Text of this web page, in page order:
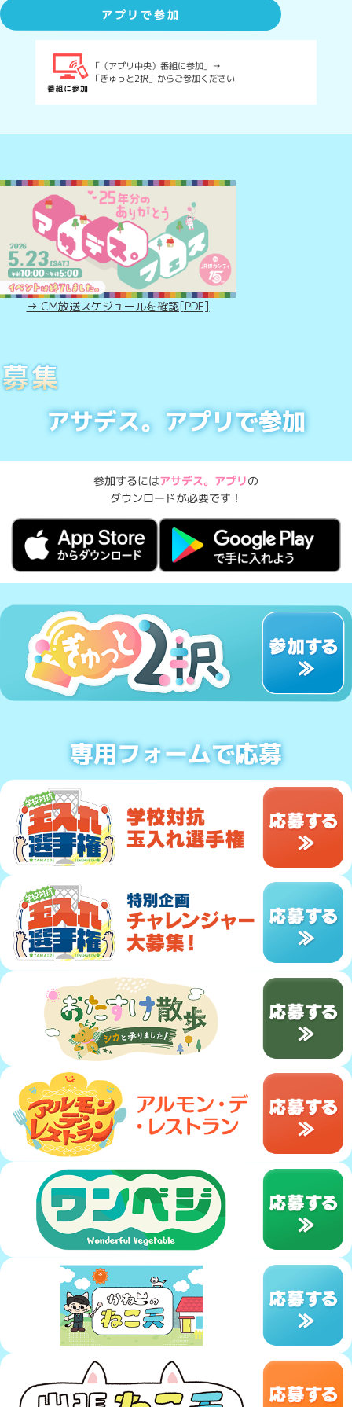
アプリで参加
「（アプリ中央）番組に参加」→
「ぎゅっと2択」からご参加ください
→ CM放送スケジュールを確認[PDF]
アサデス。アプリで参加
参加するにはアサデス。アプリの
ダウンロードが必要です！
専用フォームで応募